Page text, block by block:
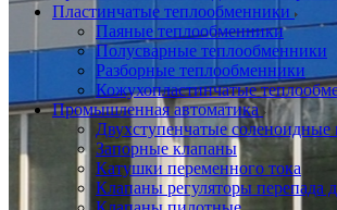
Пластинчатые теплообменники
Паяные теплообменники
Полусварные теплообменники
Разборные теплообменники
Кожухопластинчатые
Промышленная автоматика
Двухступенчатые соленоидные
Запорные клапаны
Катушки переменного тока
Клапаны регуляторы перепада